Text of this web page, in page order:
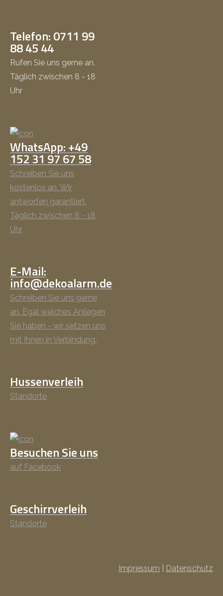
Telefon: 0711 99
88 45 44
Rufen Sie uns gerne an.
Täglich zwischen 8 - 18
Uhr
WhatsApp: +49
152 31 97 67 58
Schreiben Sie uns
kostenlos an. Wir
antworten garantiert.
Täglich zwischen 8 - 18
Uhr
E-Mail:
info@dekoalarm.de
Schreiben Sie uns gerne
an. Egal welches Anliegen
Sie haben - wir setzen uns
mit Ihnen in Verbindung.
Hussenverleih
Standorte
Besuchen Sie uns
auf Facebook
Geschirrverleih
Standorte
Impressum Datenschutz